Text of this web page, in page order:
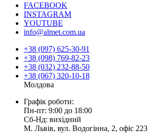
FACEBOOK
INSTAGRAM
YOUTUBE
info@almet.com.ua
+38 (097) 625-30-91
+38 (098) 769-82-23
+38 (032) 232-88-50
+38 (067) 320-10-18
Молдова
Графік роботи:
Пн-пт: 9:00 до 18:00
Сб-Нд: вихідний
М. Львів, вул. Водогінна, 2, офіс 223